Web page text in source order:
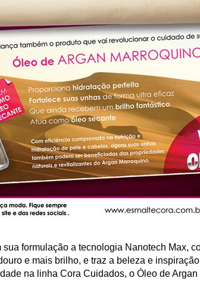
formulação a tecnologia Nanotech Max,
e mais brilho, e traz a beleza e
na linha Cora Cuidados, o Óleo de